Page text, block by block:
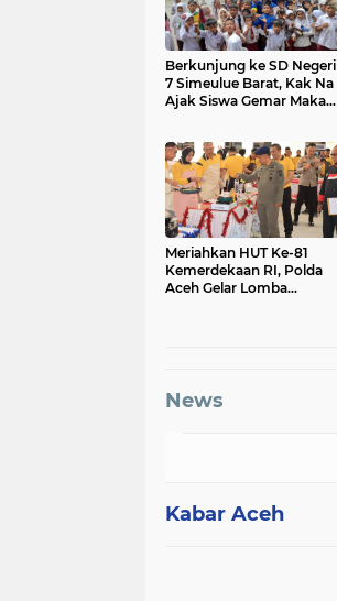
Berkunjung ke SD Negeri
7 Simeulue Barat, Kak Na
Ajak Siswa Gemar Makan
Meriahkan HUT Ke-81
Kemerdekaan RI, Polda
Aceh Gelar Lomba
News
Kabar Aceh